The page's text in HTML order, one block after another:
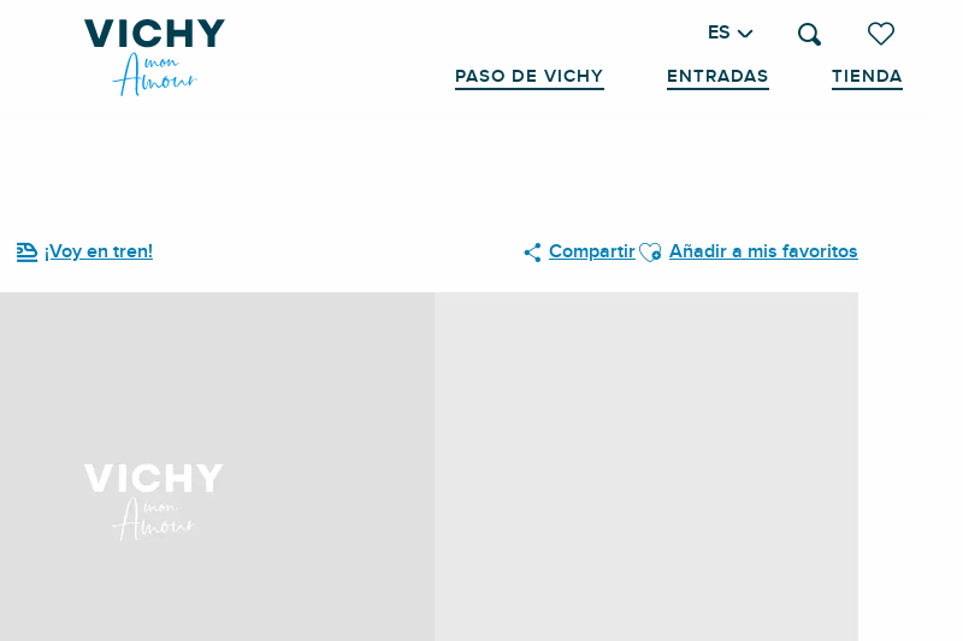
Voir les
Buscar
ES
PASO DE VICHY ENTRADAS TIENDA
¡Voy en tren! CompartirAjouter aux favoris
Añadir a mis favoritos